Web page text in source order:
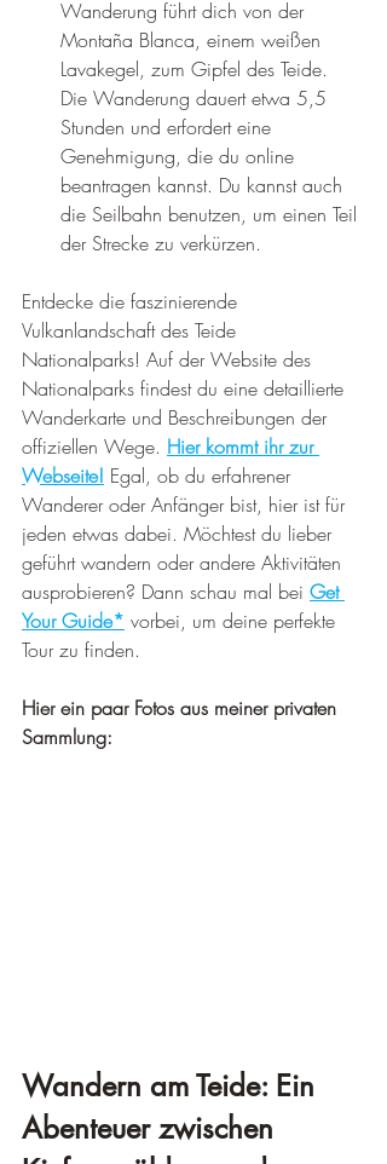
¡
Wanderung führt dich von der
Montaña Blanca, einem weißen
Lavakegel, zum Gipfel des Teide.
Die Wanderung dauert etwa 5,5
Stunden und erfordert eine
Genehmigung, die du online
beantragen kannst. Du kannst auch
die Seilbahn benutzen, um einen Teil
der Strecke zu verkürzen.
Entdecke die faszinierende
Vulkanlandschaft des Teide
Nationalparks! Auf der Website des
Nationalparks findest du eine detaillierte
Wanderkarte und Beschreibungen der
offiziellen Wege. Hier kommt ihr zur
Webseite! Egal, ob du erfahrener
Wanderer oder Anfänger bist, hier ist für
jeden etwas dabei. Möchtest du lieber
geführt wandern oder andere Aktivitäten
ausprobieren? Dann schau mal bei Get
Your Guide* vorbei, um deine perfekte
Tour zu finden.
Hier ein paar Fotos aus meiner privaten
Sammlung:
Wandern am Teide: Ein
Abenteuer zwischen